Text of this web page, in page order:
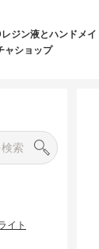
ジン液とハンドメ
ャショップ
イト